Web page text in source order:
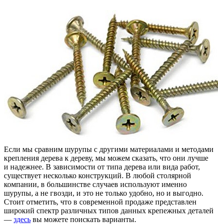
Если мы сравним шурупы с другими материалами и методами
крепления дерева к дереву, мы можем сказать, что они лучше
и надежнее. В зависимости от типа дерева или вида работ,
существует несколько конструкций. В любой столярной
компании, в большинстве случаев используют именно
шурупы, а не гвозди, и это не только удобно, но и выгодно.
Стоит отметить, что в современной продаже представлен
широкий спектр различных типов данных крепежных деталей
— здесь вы можете поискать варианты.